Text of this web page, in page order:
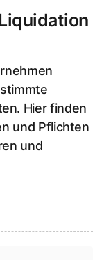
Hier finden
und Pflichten
und